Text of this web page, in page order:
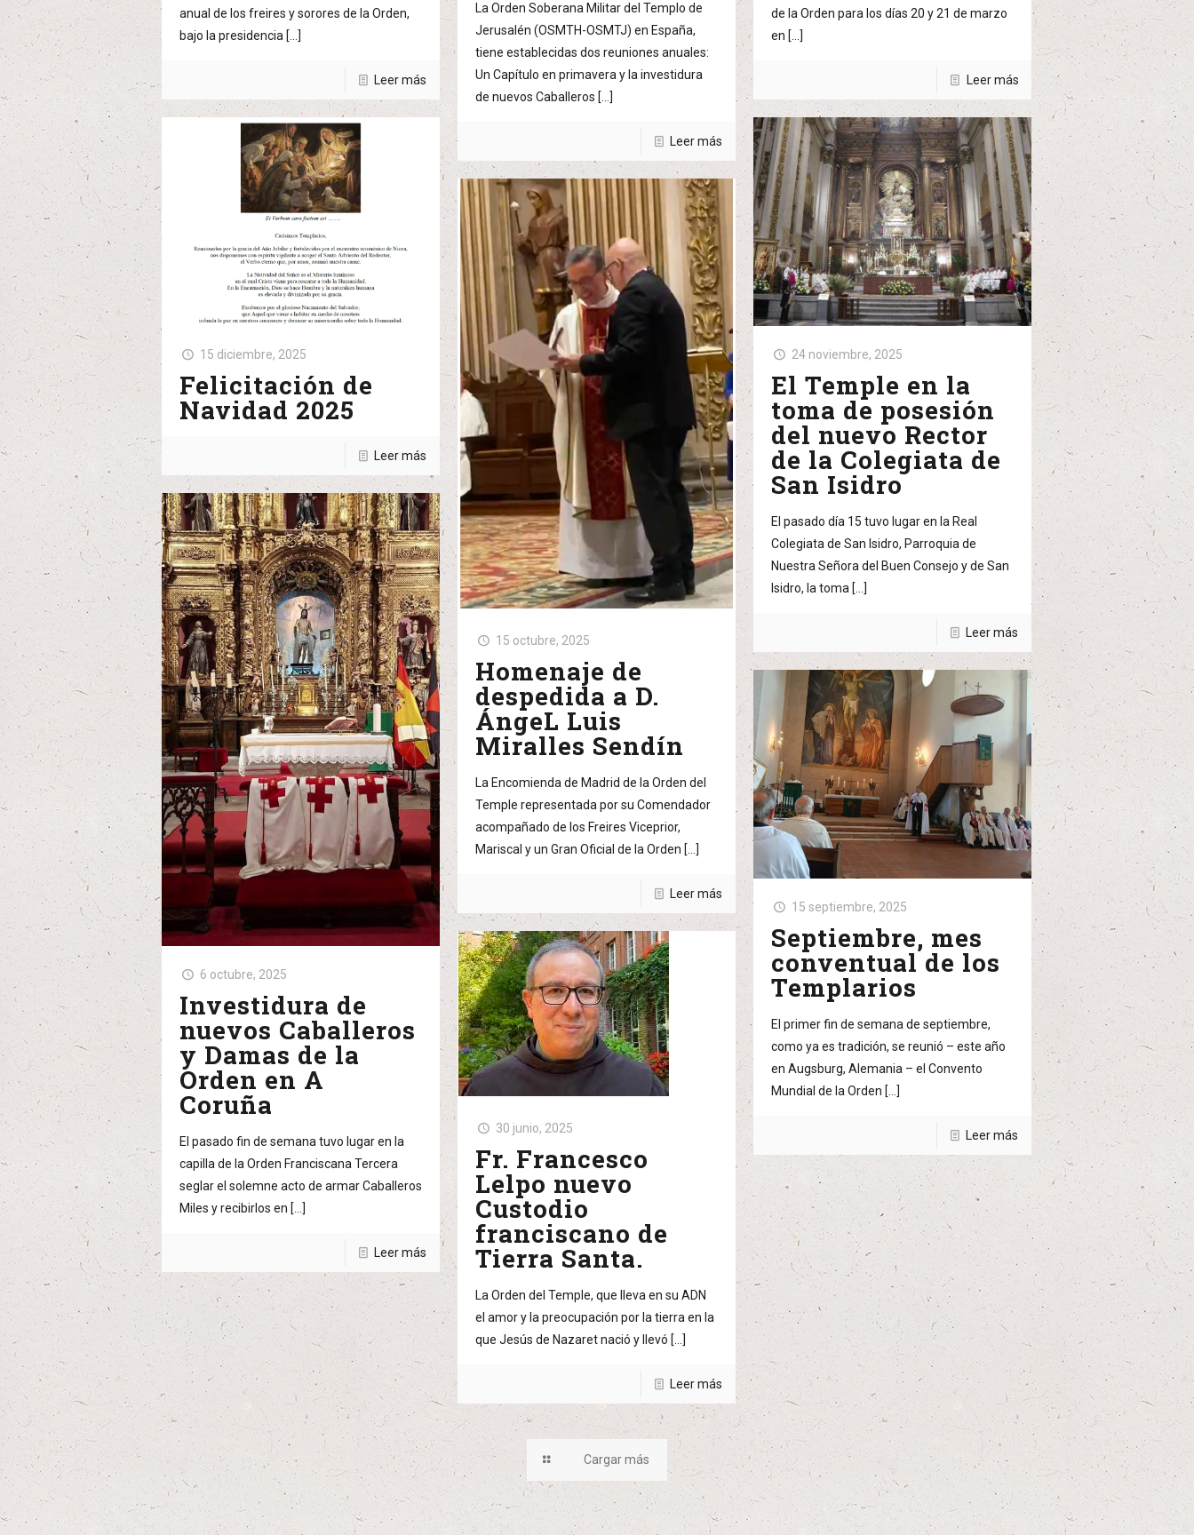
anual de los freires y sorores de la Orden,
bajo la presidencia […]
Leer más
La Orden Soberana Militar del Templo de
Jerusalén (OSMTH-OSMTJ) en España,
tiene establecidas dos reuniones anuales:
Un Capítulo en primavera y la investidura
de nuevos Caballeros […]
Leer más
de la Orden para los días 20 y 21 de marzo
en […]
Leer más
15 diciembre, 2025
Felicitación de
Navidad 2025
Leer más
24 noviembre, 2025
El Temple en la
toma de posesión
del nuevo Rector
de la Colegiata de
San Isidro
El pasado día 15 tuvo lugar en la Real
Colegiata de San Isidro, Parroquia de
Nuestra Señora del Buen Consejo y de San
Isidro, la toma […]
Leer más
15 octubre, 2025
Homenaje de
despedida a D.
ÁngeL Luis
Miralles Sendín
La Encomienda de Madrid de la Orden del
Temple representada por su Comendador
acompañado de los Freires Viceprior,
Mariscal y un Gran Oficial de la Orden […]
Leer más
6 octubre, 2025
Investidura de
nuevos Caballeros
y Damas de la
Orden en A
Coruña
El pasado fin de semana tuvo lugar en la
capilla de la Orden Franciscana Tercera
seglar el solemne acto de armar Caballeros
Miles y recibirlos en […]
Leer más
15 septiembre, 2025
Septiembre, mes
conventual de los
Templarios
El primer fin de semana de septiembre,
como ya es tradición, se reunió – este año
en Augsburg, Alemania – el Convento
Mundial de la Orden […]
Leer más
30 junio, 2025
Fr. Francesco
Lelpo nuevo
Custodio
franciscano de
Tierra Santa.
La Orden del Temple, que lleva en su ADN
el amor y la preocupación por la tierra en la
que Jesús de Nazaret nació y llevó […]
Leer más
Cargar más